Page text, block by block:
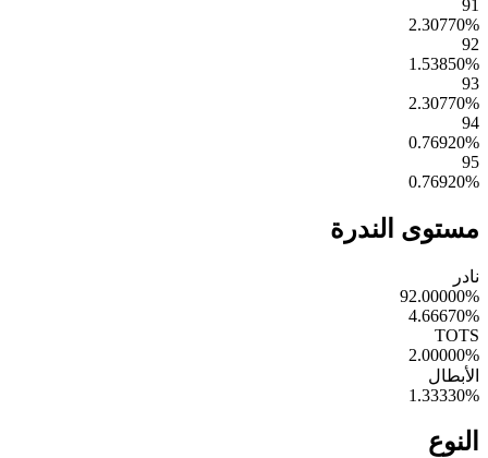
91
2.30770%
92
1.53850%
93
2.30770%
94
0.76920%
95
0.76920%
مستوى الندرة
نادر
92.00000%
4.66670%
TOTS
2.00000%
الأبطال
1.33330%
النوع